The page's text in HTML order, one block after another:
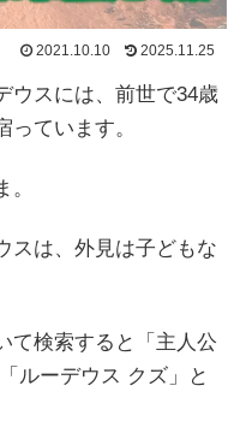
2021.10.10 2025.11.25
ウスには、前世で34歳
ています。
スは、外見は子どもな
て検索すると「主人公
ルーデウス クズ」と